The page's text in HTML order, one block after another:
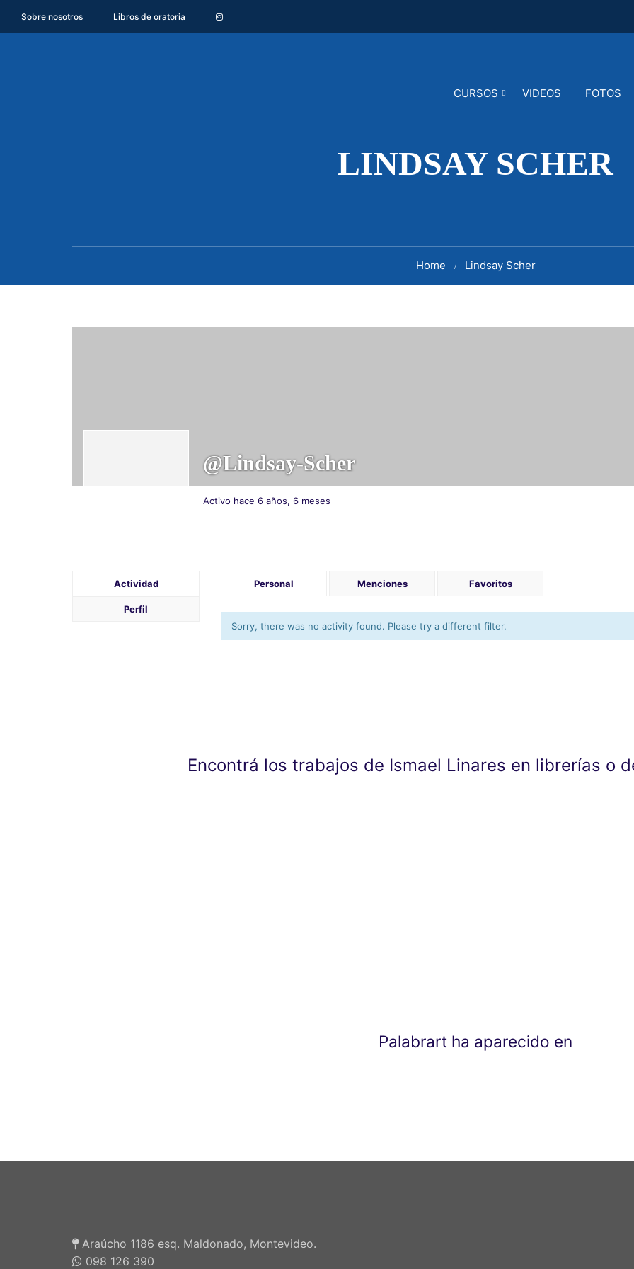
Sobre nosotros Libros de oratoria
CURSOS VIDEOS FOTOS
LINDSAY SCHER
Home Lindsay Scher
@lindsay-Scher
Activo hace 6 años, 6 meses
Actividad
Perfil
Personal Menciones Favoritos
Sorry, there was no activity found. Please try a different filter.
Encontrá los trabajos de Ismael Linares en librerías o
Palabrart ha aparecido en
Araúcho 1186 esq. Maldonado, Montevideo.
098 126 390